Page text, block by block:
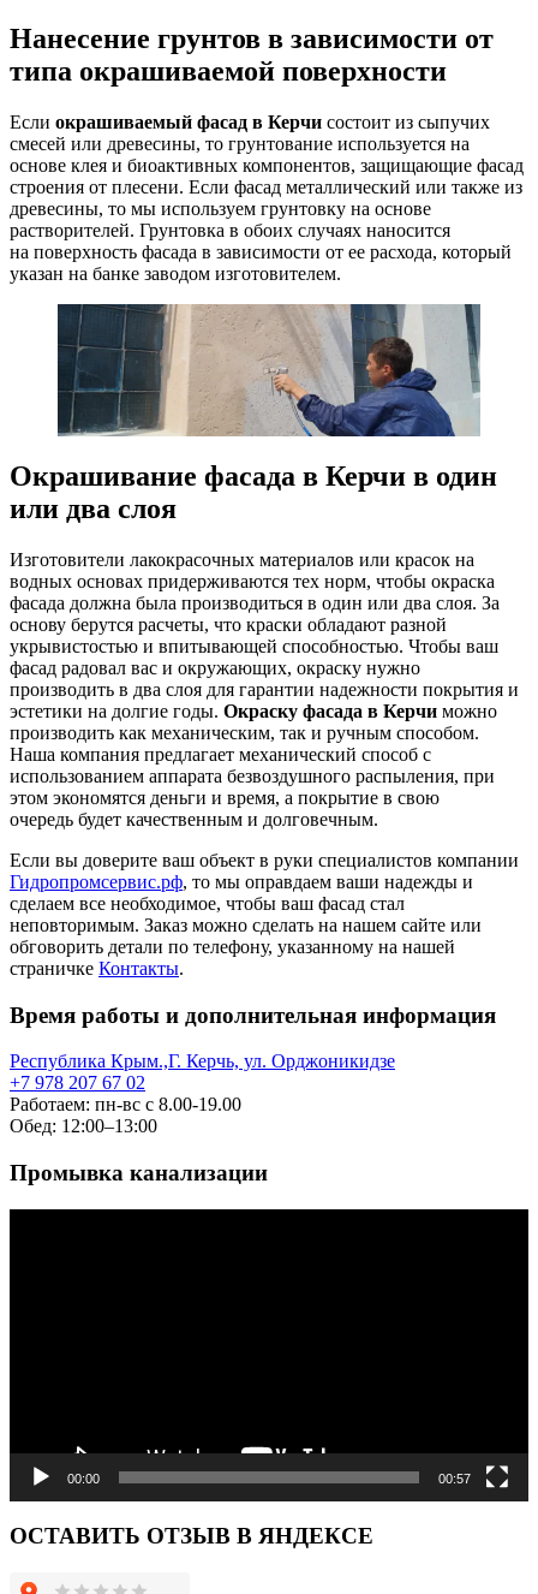
Нанесение грунтов в зависимости от
типа окрашиваемой поверхности
Если окрашиваемый фасад в Керчи состоит из сыпучих
смесей или древесины, то грунтование используется на
основе клея и биоактивных компонентов, защищающие фасад
строения от плесени. Если фасад металлический или также из
древесины, то мы используем грунтовку на основе
растворителей. Грунтовка в обоих случаях наносится
на поверхность фасада в зависимости от ее расхода, который
указан на банке заводом изготовителем.
Окрашивание фасада в Керчи в один
или два слоя
Изготовители лакокрасочных материалов или красок на
водных основах придерживаются тех норм, чтобы окраска
фасада должна была производиться в один или два слоя. За
основу берутся расчеты, что краски обладают разной
укрывистостью и впитывающей способностью. Чтобы ваш
фасад радовал вас и окружающих, окраску нужно
производить в два слоя для гарантии надежности покрытия и
эстетики на долгие годы. Окраску фасада в Керчи можно
производить как механическим, так и ручным способом.
Наша компания предлагает механический способ с
использованием аппарата безвоздушного распыления, при
этом экономятся деньги и время, а покрытие в свою
очередь будет качественным и долговечным.
Если вы доверите ваш объект в руки специалистов компании
Гидропромсервис.рф, то мы оправдаем ваши надежды и
сделаем все необходимое, чтобы ваш фасад стал
неповторимым. Заказ можно сделать на нашем сайте или
обговорить детали по телефону, указанному на нашей
страничке Контакты.
Время работы и дополнительная информация
Республика Крым.,Г. Керчь, ул. Орджоникидзе
+7 978 207 67 02
Работаем: пн-вс с 8.00-19.00
Обед: 12:00–13:00
Промывка канализации
00:00 00:57
ОСТАВИТЬ ОТЗЫВ В ЯНДЕКСЕ